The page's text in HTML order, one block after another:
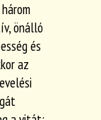
önálló
és
az